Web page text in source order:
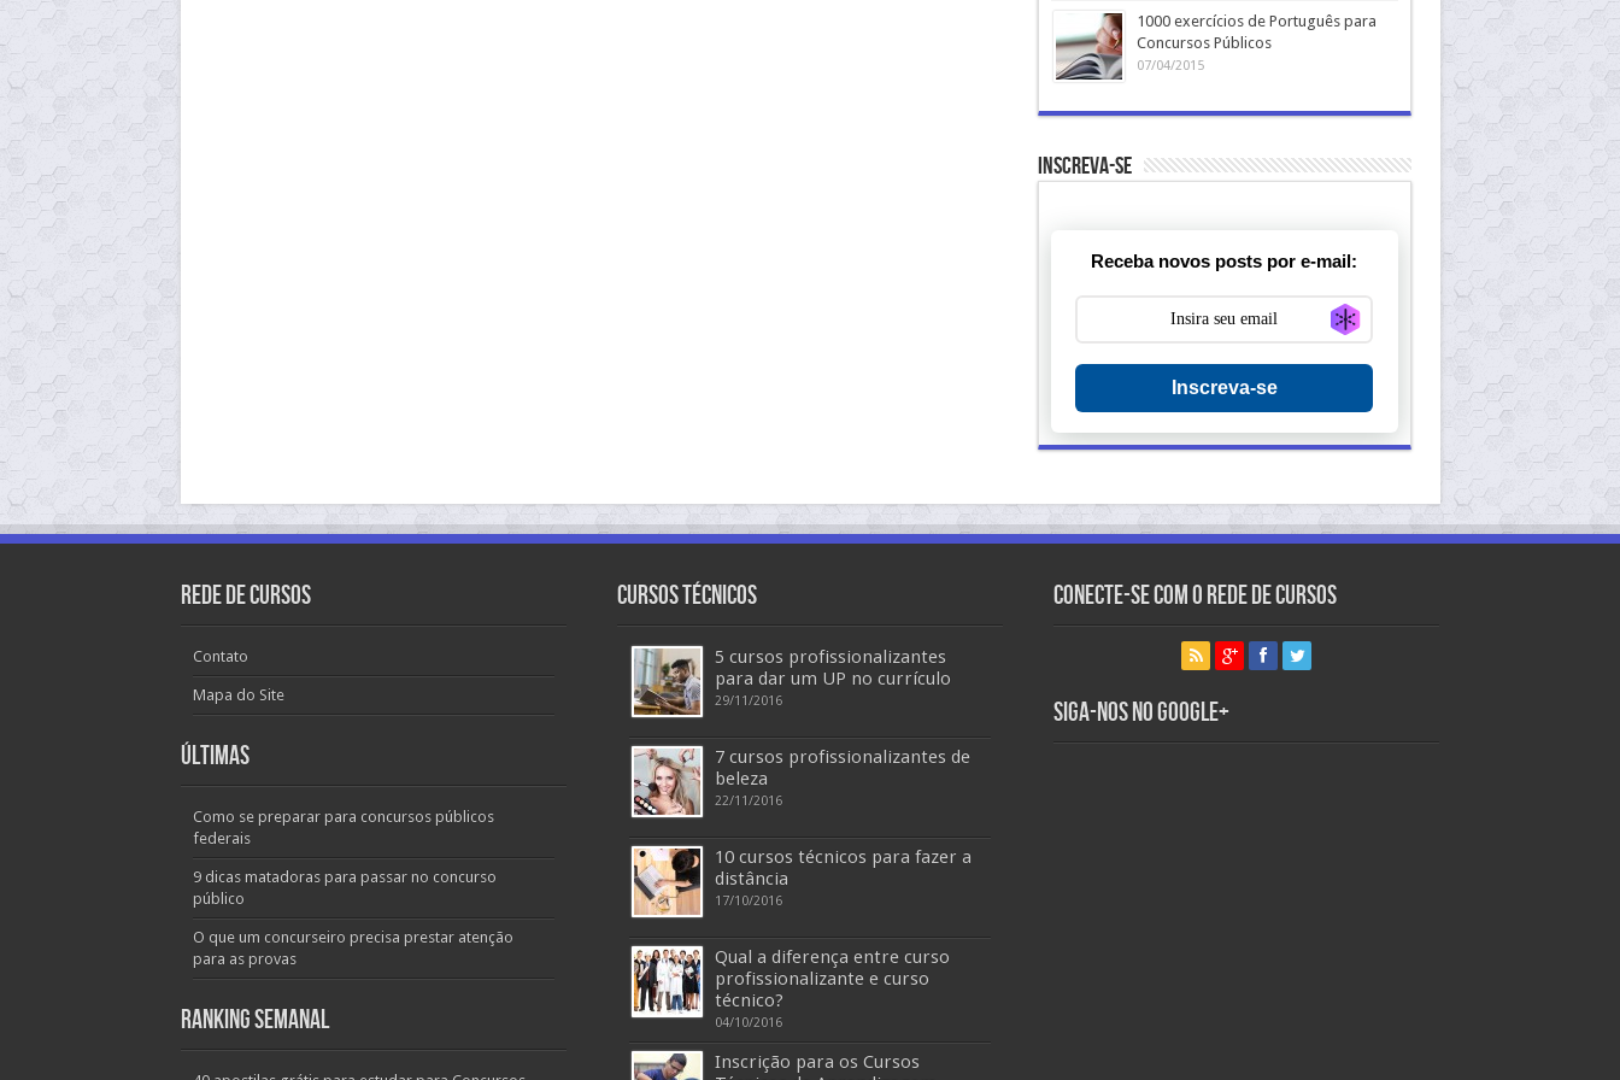
1000 exercícios de Português para
Concursos Públicos
07/04/2015
Inscreva-se
Receba novos posts por e-mail:
Inscreva-se
Rede de Cursos
Contato
Mapa do Site
Últimas
Como se preparar para concursos públicos
federais
9 dicas matadoras para passar no concurso
público
O que um concurseiro precisa prestar atenção
para as provas
Ranking Semanal
Cursos Técnicos
5 cursos profissionalizantes
para dar um UP no currículo
29/11/2016
7 cursos profissionalizantes de
beleza
22/11/2016
10 cursos técnicos para fazer a
distância
17/10/2016
Qual a diferença entre curso
profissionalizante e curso
técnico?
04/10/2016
Inscrição para os Cursos
Conecte-se com o Rede de Cursos
Siga-nos no Google+